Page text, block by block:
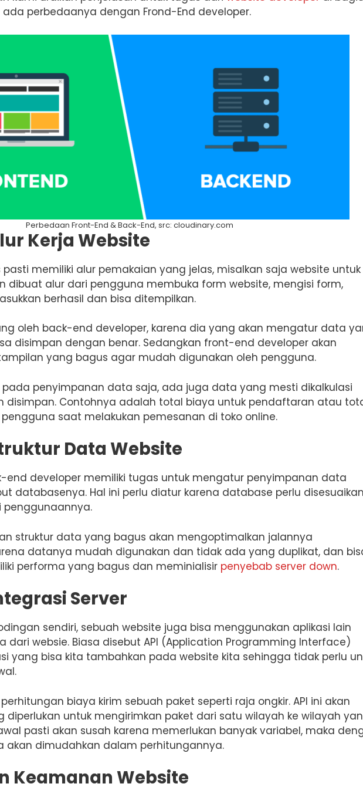
perbedaanya dengan Frond-End developer.
Perbedaan Front-End & Back-End, src: cloudinary.com
Kerja Website
memiliki alur pemakaian yang jelas, misalkan saja website untuk
dibuat alur dari pengguna membuka form website, mengisi form,
berhasil dan bisa ditempilkan.
oleh back-end developer, karena dia yang akan mengatur data
disimpan dengan benar. Sedangkan front-end developer akan
yang bagus agar mudah digunakan oleh pengguna.
penyimpanan data saja, ada juga data yang mesti dikalkulasi
disimpan. Contohnya adalah total biaya untuk pendaftaran atau
saat melakukan pemesanan di toko online.
Data Website
end developer memiliki tugas untuk mengatur penyimpanan data
databasenya. Hal ini perlu diatur karena database perlu disesuaikan
penggunaannya.
struktur data yang bagus akan mengoptimalkan jalannya
datanya mudah digunakan dan tidak ada yang duplikat, dan
performa yang bagus dan meminialisir penyebab server down.
Server
sendiri, sebuah website juga bisa menggunakan aplikasi lain
dari websie. Biasa disebut API (Application Programming Interface)
yang bisa kita tambahkan pada website kita sehingga tidak perlu
biaya kirim sebuah paket seperti raja ongkir. API ini akan
untuk mengirimkan paket dari satu wilayah ke wilayah
pasti akan susah karena memerlukan banyak variabel, maka
akan dimudahkan dalam perhitungannya.
Keamanan Website